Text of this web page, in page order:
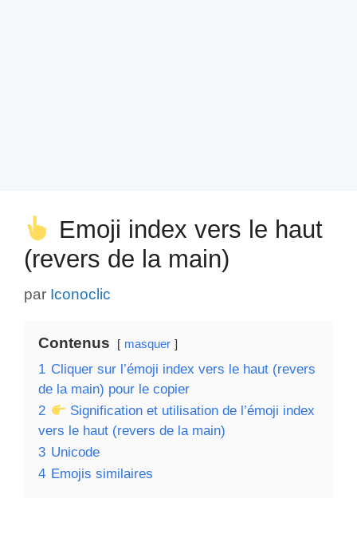
Emoji index vers le haut
(revers de la main)
par Iconoclic
Contenus masquer
1 Cliquer sur l’émoji index vers le haut (revers
de la main) pour le copier
2
Signification et utilisation de l’émoji index
vers le haut (revers de la main)
3 Unicode
4 Emojis similaires